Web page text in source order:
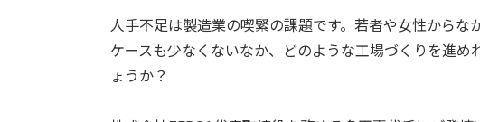
人手不足は製造業の喫緊の課題です。若者や女性から
ケースも少なくないなか、どのような工場づくりを進
ょうか？